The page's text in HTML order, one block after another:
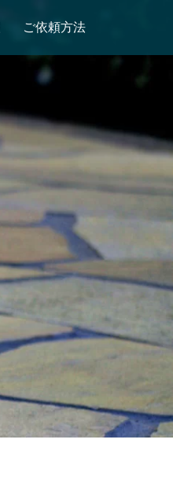
ご依頼方法